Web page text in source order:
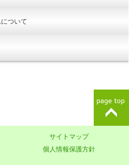
ついて
サイトマップ
個人情報保護方針